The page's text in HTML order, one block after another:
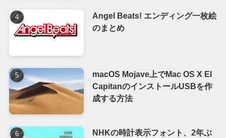
Angel Beats! エンディング一枚絵
のまとめ
macOS Mojave上でMac OS X El
CapitanのインストールUSBを作
成する方法
NHKの時計表示フォント、2年ぶ